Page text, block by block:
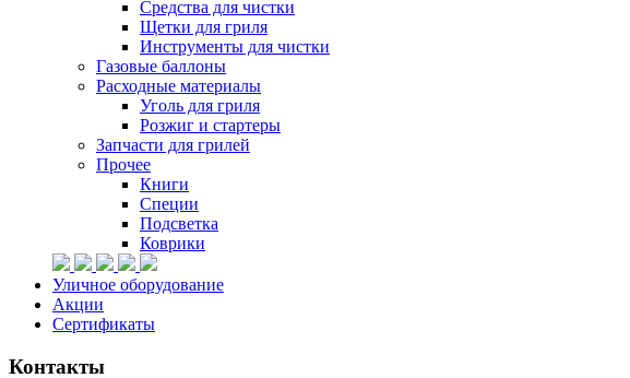
Средства для чистки
Щетки для гриля
Инструменты для чистки
Газовые баллоны
Расходные материалы
Уголь для гриля
Розжиг и стартеры
Запчасти для грилей
Прочее
Книги
Специи
Подсветка
Коврики
Уличное оборудование
Акции
Сертификаты
Контакты